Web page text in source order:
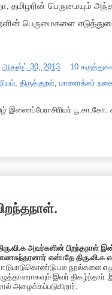
தமிழரின் பெருமையும்
பெருமைகளை
ஆகஸ்ட் 30, 2013
10
, திருக்குறள், மாணாக்கர்
பூ.சா.கோ.
அவர்களின் பிறந்தநாள்
என்பதே
பல நூல்களை
இவர்
அழைக்கப்படுகிறார்.